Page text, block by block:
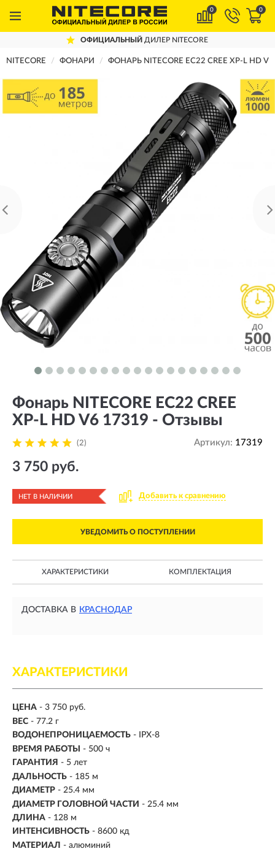
0 0
ОФИЦИАЛЬНЫЙ ДИЛЕР NITECORE
NITECORE ФОНАРИ ФОНАРЬ NITECORE EC22 CREE XP-L HD
Фонарь NITECORE EC22 CREE
XP-L HD V6 17319 - Отзывы
(2) Артикул: 17319
3 750 руб.
НЕТ В НАЛИЧИИ Добавить к сравнению
УВЕДОМИТЬ О ПОСТУПЛЕНИИ
ХАРАКТЕРИСТИКИ КОМПЛЕКТАЦИЯ
ДОСТАВКА В КРАСНОДАР
ХАРАКТЕРИСТИКИ
ЦЕНА - 3 750 руб.
ВЕС - 77.2 г
ВОДОНЕПРОНИЦАЕМОСТЬ - IPX-8
ВРЕМЯ РАБОТЫ
- 500 ч
ГАРАНТИЯ - 5 лет
ДАЛЬНОСТЬ - 185 м
ДИАМЕТР - 25.4 мм
ДИАМЕТР ГОЛОВНОЙ ЧАСТИ - 25.4 мм
ДЛИНА - 128 м
ИНТЕНСИВНОСТЬ - 8600 кд
МАТЕРИАЛ - алюминий